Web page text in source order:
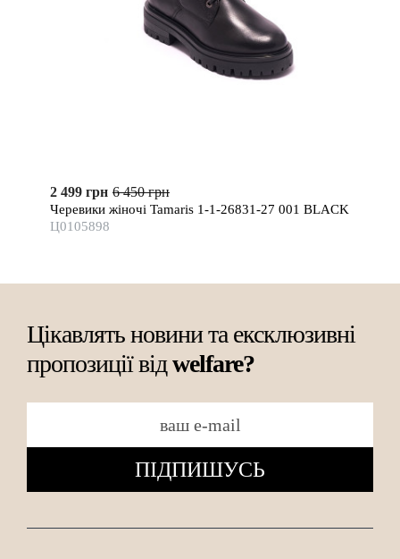
2 499 грн 6 450 грн
Черевики жіночі Tamaris 1-1-26831-27 001 BLACK
Ц0105898
Цікавлять новини та ексклюзивні
пропозиції відwelfare?
ПІДПИШУСЬ